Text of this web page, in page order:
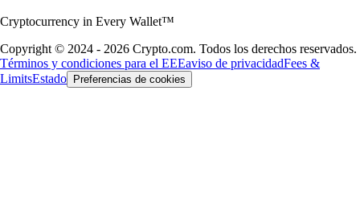
Cryptocurrency in Every Wallet™
Copyright © 2024 - 2026 Crypto.com. Todos los derechos reservados.
Términos y condiciones para el EEEaviso de privacidadFees &
LimitsEstado Preferencias de cookies